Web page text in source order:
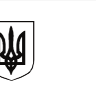
безбар’єрності